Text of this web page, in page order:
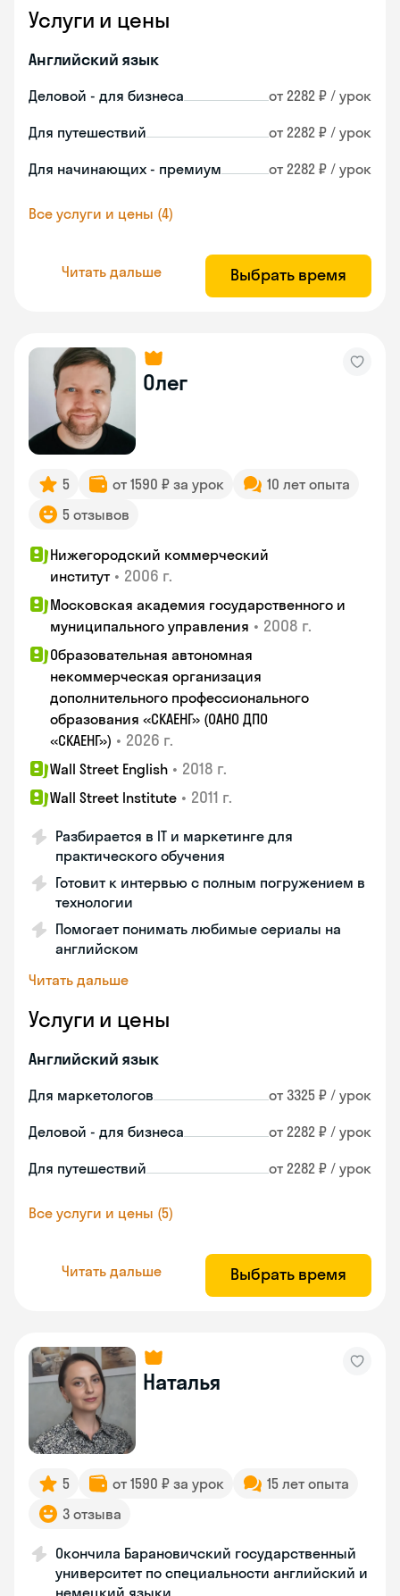
Услуги и цены
Английский язык
Деловой - для бизнеса от 2282 ₽ / урок
Для путешествий от 2282 ₽ / урок
Для начинающих - премиум от 2282 ₽ / урок
Все услуги и цены (4)
Читать дальше Выбрать время
Олег
5 от 1590 ₽ за урок
10 лет опыта
5 отзывов
Нижегородский коммерческий
институт • 2006 г.
Московская академия государственного и
муниципального управления • 2008 г.
Образовательная автономная
некоммерческая организация
дополнительного профессионального
образования «СКАЕНГ» (ОАНО ДПО
«СКАЕНГ») • 2026 г.
Wall Street English • 2018 г.
Wall Street Institute • 2011 г.
Разбирается в IT и маркетинге для
практического обучения
Готовит к интервью с полным погружением в
технологии
Помогает понимать любимые сериалы на
английском
Читать дальше
Услуги и цены
Английский язык
Для маркетологов от 3325 ₽ / урок
Деловой - для бизнеса от 2282 ₽ / урок
Для путешествий от 2282 ₽ / урок
Все услуги и цены (5)
Читать дальше Выбрать время
Наталья
5 от 1590 ₽ за урок
15 лет опыта
3 отзыва
Окончила Барановичский государственный
университет по специальности английский и
немецкий языки